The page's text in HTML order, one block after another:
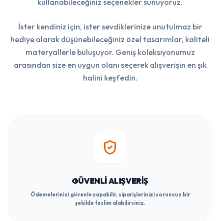
İster kendiniz için, ister sevdiklerinize unutulmaz bir
hediye olarak düşünebileceğiniz özel tasarımlar, kaliteli
materyallerle buluşuyor. Geniş koleksiyonumuz
arasından size en uygun olanı seçerek alışverişin en şık
halini keşfedin.
GÜVENLI ALIŞVERIŞ
Ödemelerinizi güvenle yapabilir, siparişlerinizi sorunsuz bir
şekilde teslim alabilirsiniz.